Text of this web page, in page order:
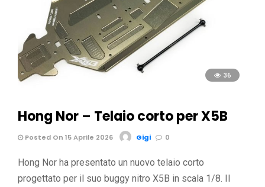
36
Hong Nor – Telaio corto per X5B
Posted On 15 Aprile 2026 Gigi 0
Hong Nor ha presentato un nuovo telaio corto
progettato per il suo buggy nitro X5B in scala 1/8. Il